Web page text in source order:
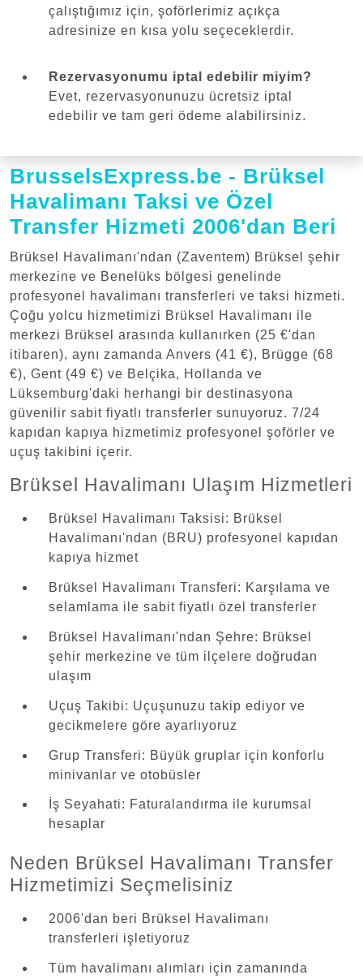
çalıştığımız için, şoförlerimiz açıkça
adresinize en kısa yolu seçeceklerdir.
Rezervasyonumu iptal edebilir miyim?
Evet, rezervasyonunuzu ücretsiz iptal
edebilir ve tam geri ödeme alabilirsiniz.
BrusselsExpress.be - Brüksel
Havalimanı Taksi ve Özel
Transfer Hizmeti 2006'dan Beri
Brüksel Havalimanı'ndan (Zaventem) Brüksel şehir
merkezine ve Benelüks bölgesi genelinde
profesyonel havalimanı transferleri ve taksi hizmeti.
Çoğu yolcu hizmetimizi Brüksel Havalimanı ile
merkezi Brüksel arasında kullanırken (25 €'dan
itibaren), aynı zamanda Anvers (41 €), Brügge (68
€), Gent (49 €) ve Belçika, Hollanda ve
Lüksemburg'daki herhangi bir destinasyona
güvenilir sabit fiyatlı transferler sunuyoruz. 7/24
kapıdan kapıya hizmetimiz profesyonel şoförler ve
uçuş takibini içerir.
Brüksel Havalimanı Ulaşım Hizmetleri
Brüksel Havalimanı Taksisi: Brüksel
Havalimanı'ndan (BRU) profesyonel kapıdan
kapıya hizmet
Brüksel Havalimanı Transferi: Karşılama ve
selamlama ile sabit fiyatlı özel transferler
Brüksel Havalimanı'ndan Şehre: Brüksel
şehir merkezine ve tüm ilçelere doğrudan
ulaşım
Uçuş Takibi: Uçuşunuzu takip ediyor ve
gecikmelere göre ayarlıyoruz
Grup Transferi: Büyük gruplar için konforlu
minivanlar ve otobüsler
İş Seyahati: Faturalandırma ile kurumsal
hesaplar
Neden Brüksel Havalimanı Transfer
Hizmetimizi Seçmelisiniz
2006'dan beri Brüksel Havalimanı
transferleri işletiyoruz
Tüm havalimanı alımları için zamanında